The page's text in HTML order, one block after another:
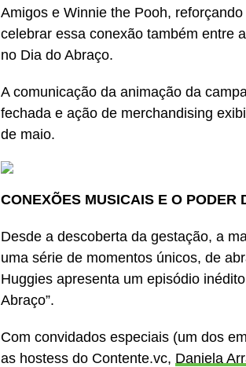
Amigos e Winnie the Pooh,
celebrar essa conexão também entre
no Dia do Abraço.
A comunicação da animação da
fechada e ação de merchandising
de maio.
CONEXÕES MUSICAIS E O PODER
Desde a descoberta da gestação, a
uma série de momentos únicos, de
Huggies apresenta um episódio
Abraço”.
Com convidados especiais (um dos
as hostess do Contente.vc, Daniela